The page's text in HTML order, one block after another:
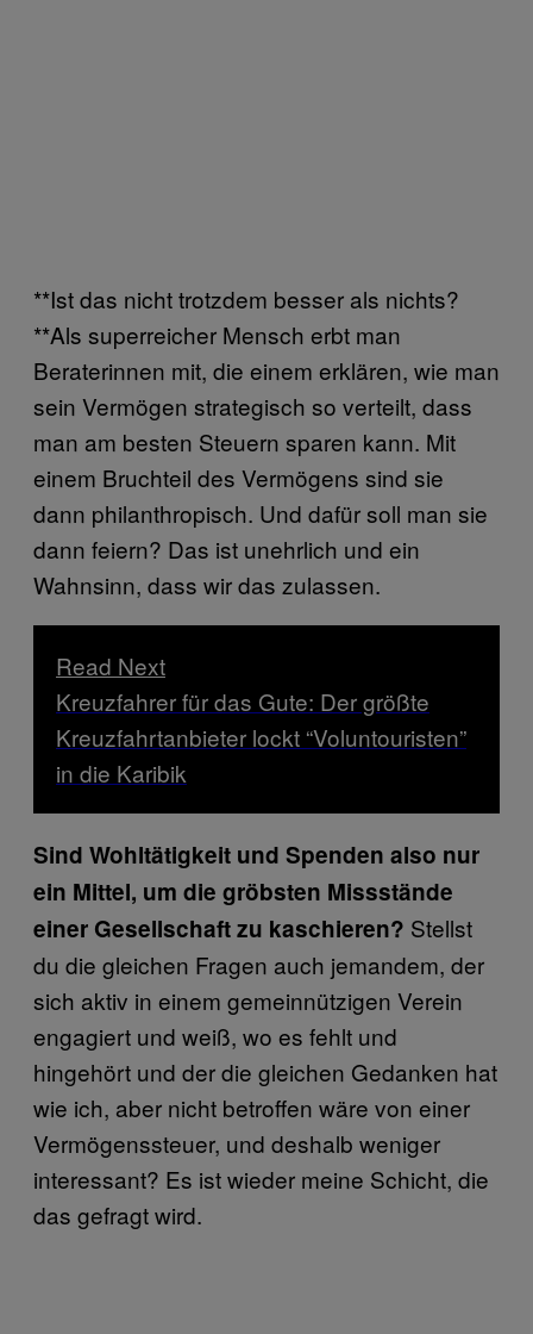
**Ist das nicht trotzdem besser als nichts?
**Als superreicher Mensch erbt man
Beraterinnen mit, die einem erklären, wie man
sein Vermögen strategisch so verteilt, dass
man am besten Steuern sparen kann. Mit
einem Bruchteil des Vermögens sind sie
dann philanthropisch. Und dafür soll man sie
dann feiern? Das ist unehrlich und ein
Wahnsinn, dass wir das zulassen.
Read Next
Kreuzfahrer für das Gute: Der größte
Kreuzfahrtanbieter lockt “Voluntouristen”
in die Karibik
Sind Wohltätigkeit und Spenden also nur
ein Mittel, um die gröbsten Missstände
einer Gesellschaft zu kaschieren? Stellst
du die gleichen Fragen auch jemandem, der
sich aktiv in einem gemeinnützigen Verein
engagiert und weiß, wo es fehlt und
hingehört und der die gleichen Gedanken hat
wie ich, aber nicht betroffen wäre von einer
Vermögenssteuer, und deshalb weniger
interessant? Es ist wieder meine Schicht, die
das gefragt wird.